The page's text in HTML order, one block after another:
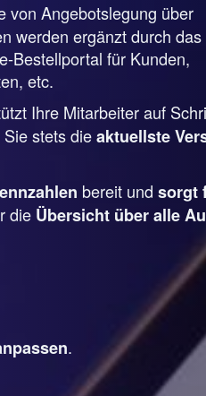
von Angebotslegung über
werden ergänzt durch
Bestellportal für Kunden,
etc.
Ihre Mitarbeiter auf
stets dieaktuellste
bereit und sorgt
die Übersicht über alle
.